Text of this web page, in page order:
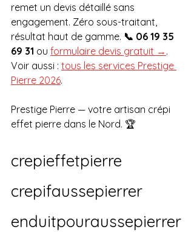
remet un devis détaillé sans
engagement. Zéro sous-traitant,
résultat haut de gamme. 📞 06 19 35
69 31 ou formulaire devis gratuit → .
Voir aussi : tous les services Prestige
Pierre 2026.
Prestige Pierre — votre artisan crépi
effet pierre dans le Nord. 🏆
crepieffetpierre
crepifaussepierrer
enduitpouraussepierrer